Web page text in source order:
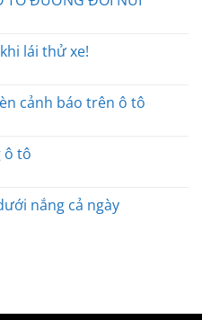
lái thử xe!
cảnh báo trên ô tô
ô tô
nắng cả ngày